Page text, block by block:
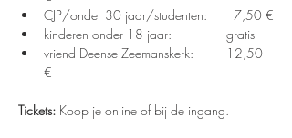
CJP/onder 30 jaar/studenten: 	  7,50 €
kinderen onder 18 jaar: 		gratis
vriend Deense Zeemanskerk: 	12,50
€
Tickets: Koop je online of bij de ingang.